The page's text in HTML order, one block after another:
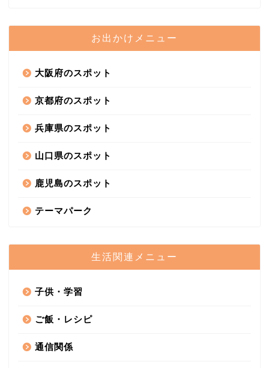
お出かけメニュー
大阪府のスポット
京都府のスポット
兵庫県のスポット
山口県のスポット
鹿児島のスポット
テーマパーク
生活関連メニュー
子供・学習
ご飯・レシピ
通信関係